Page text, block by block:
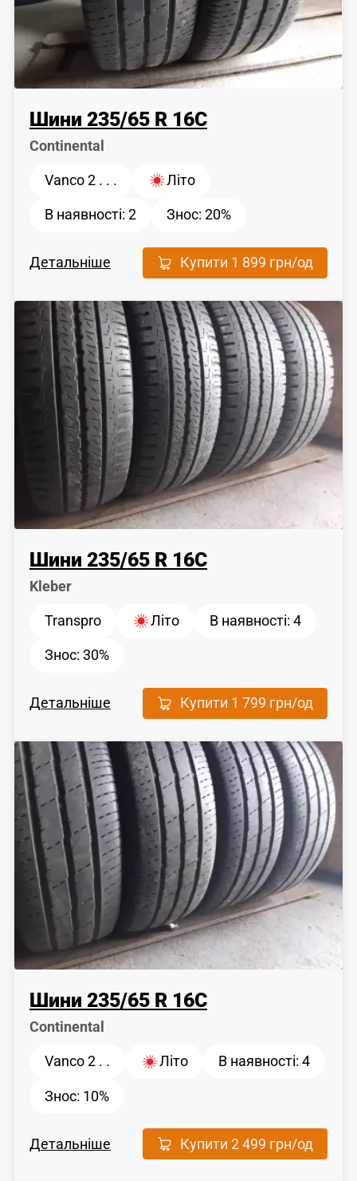
Шини 235/65 R 16C
Continental
Vanco 2 . . . Літо
В наявності: 2 Знос:20%
Детальніше Купити 1 899 грн/од
Шини 235/65 R 16C
Kleber
Transpro Літо В наявності: 4
Знос: 30%
Детальніше Купити 1 799 грн/од
Шини 235/65 R 16C
Continental
Vanco 2 . . Літо В наявності: 4
Знос: 10%
Детальніше Купити2 499 грн/од